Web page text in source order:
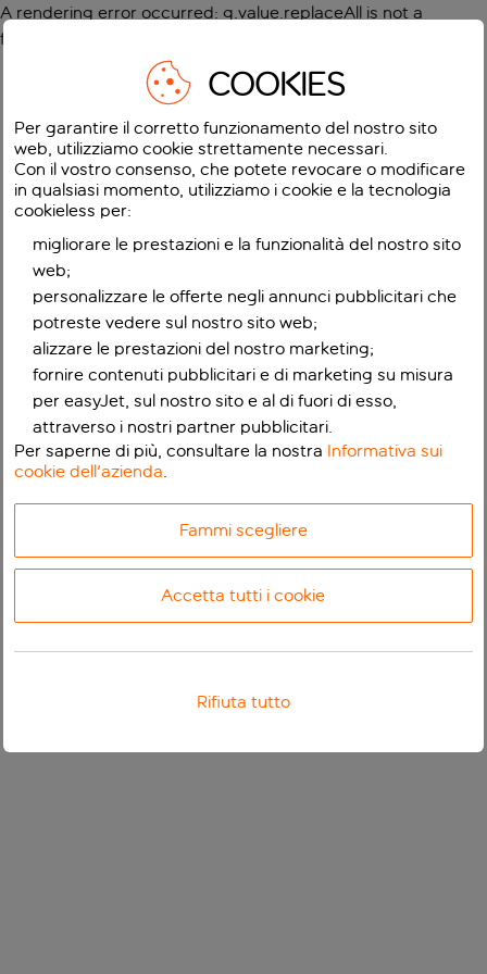
A rendering error occurred: g.value.replaceAll is not a
function
COOKIES
Per garantire il corretto funzionamento del nostro sito
web, utilizziamo cookie strettamente necessari.
Con il vostro consenso, che potete revocare o modificare
in qualsiasi momento, utilizziamo i cookie e la tecnologia
cookieless per:
migliorare le prestazioni e la funzionalità del nostro sito
web;
personalizzare le offerte negli annunci pubblicitari che
potreste vedere sul nostro sito web;
alizzare le prestazioni del nostro marketing;
fornire contenuti pubblicitari e di marketing su misura
per easyJet, sul nostro sito e al di fuori di esso,
attraverso i nostri partner pubblicitari.
Per saperne di più, consultare la nostra Informativa sui
cookie dell'azienda.
Fammi scegliere
Accetta tutti i cookie
Rifiuta tutto